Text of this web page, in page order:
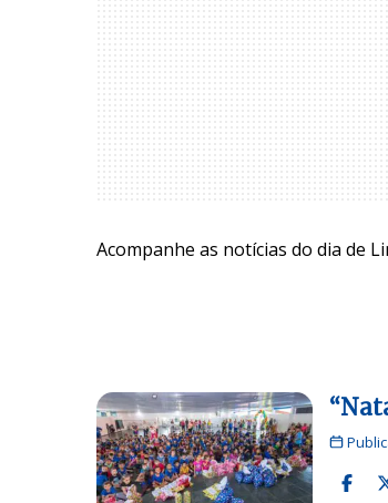
Acompanhe as notícias do dia de